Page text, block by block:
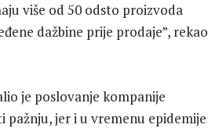
više od 50 odsto proizvoda
dažbine prije prodaje”, rekao
je poslovanje kompanije
pažnju, jer i u vremenu epidemije